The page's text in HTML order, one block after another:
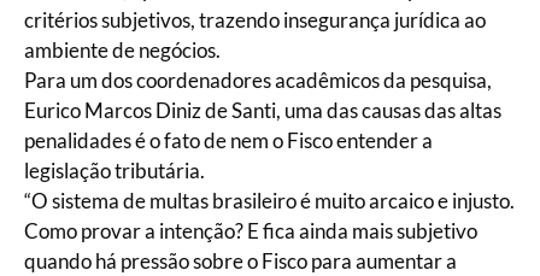
critérios subjetivos, trazendo insegurança jurídica ao
ambiente de negócios.
Para um dos coordenadores acadêmicos da pesquisa,
Eurico Marcos Diniz de Santi, uma das causas das altas
penalidades é o fato de nem o Fisco entender a
legislação tributária.
“O sistema de multas brasileiro é muito arcaico e injusto.
Como provar a intenção? E fica ainda mais subjetivo
quando há pressão sobre o Fisco para aumentar a